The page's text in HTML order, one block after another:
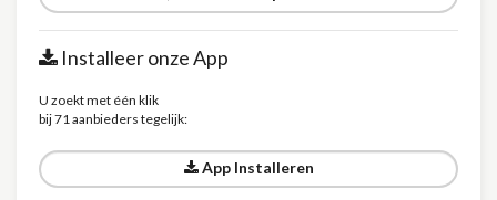
Installeer onze App
U zoekt met één klik
bij 71 aanbieders tegelijk:
App Installeren